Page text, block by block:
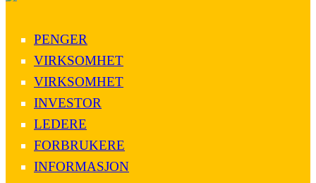
PENGER
VIRKSOMHET
VIRKSOMHET
INVESTOR
LEDERE
FORBRUKERE
INFORMASJON